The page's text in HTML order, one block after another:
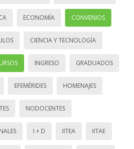
ECONOMÍA CONVENIOS
CIENCIA Y TECNOLOGÍA
INGRESO GRADUADOS
EFEMÉRIDES HOMENAJES
NODOCENTES
I + D IITEA IITAE